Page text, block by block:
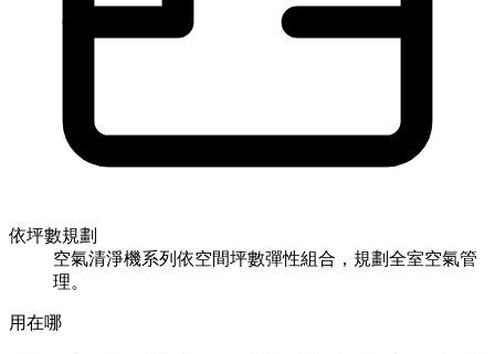
依坪數規劃
空氣清淨機系列依空間坪數彈性組合，規劃全室空氣管
理。
用在哪